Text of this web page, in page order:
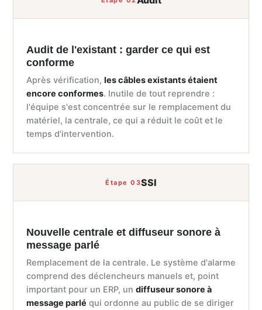
Audit de l'existant : garder ce qui est
conforme
Après vérification, les câbles existants étaient
encore conformes. Inutile de tout reprendre :
l'équipe s'est concentrée sur le remplacement du
matériel, la centrale, ce qui a réduit le coût et le
temps d'intervention.
Étape 03SSI
Nouvelle centrale et diffuseur sonore à
message parlé
Remplacement de la centrale. Le système d'alarme
comprend des déclencheurs manuels et, point
important pour un ERP, un diffuseur sonore à
message parlé qui ordonne au public de se diriger